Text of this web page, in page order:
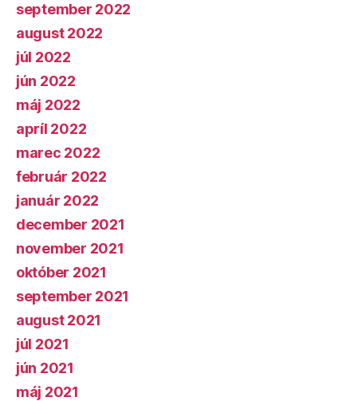
september 2022
august 2022
júl 2022
jún 2022
máj 2022
apríl 2022
marec 2022
február 2022
január 2022
december 2021
november 2021
október 2021
september 2021
august 2021
júl 2021
jún 2021
máj 2021